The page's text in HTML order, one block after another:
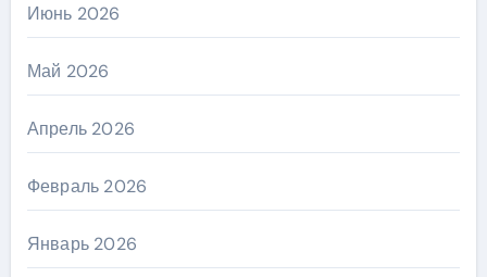
Июнь 2026
Май 2026
Апрель 2026
Февраль 2026
Январь 2026